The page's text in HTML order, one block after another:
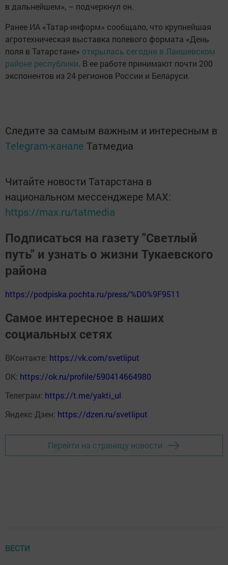
в дальнейшем», – подчеркнул он.
Ранее ИА «Татар-информ» сообщало, что крупнейшая
агротехническая выставка полевого формата «День
поля в Татарстане» открылась сегодня в Лаишевском
районе республики. В ее работе принимают почти 200
экспонентов из 24 регионов России и Беларуси.
Следите за самым важным и интересным в
Telegram-канале Татмедиа
Читайте новости Татарстана в
национальном мессенджере MАХ:
https://max.ru/tatmedia
Подписаться на газету "Светлый
путь" и узнать о жизни Тукаевского
района
https://podpiska.pochta.ru/press/%D0%9F9511
Самое интересное в наших
социальных сетях
ВКонтакте: https://vk.com/svetliput
ОК: https://ok.ru/profile/590414664980
Телеграм: https://t.me/yakti_ul
Яндекс Дзен: https://dzen.ru/svetliput
Перейти на страницу новости
ВЕСТИ